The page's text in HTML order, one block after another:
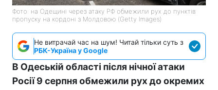
Фото: на Одещині через атаку РФ обмежили рух до пунктів
пропуску на кордоні з Молдовою (Getty Images)
Не витрачай час на шум! Читай тільки суть з
РБК-Україна у Google
В Одеській області після нічної атаки
Росії 9 серпня обмежили рух до окремих